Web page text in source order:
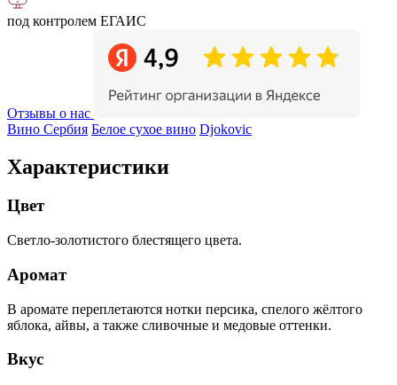
под контролем ЕГАИС
Отзывы о нас
Вино Сербия Белое сухое вино Djokovic
Характеристики
Цвет
Светло-золотистого блестящего цвета.
Аромат
В аромате переплетаются нотки персика, спелого жёлтого
яблока, айвы, а также сливочные и медовые оттенки.
Вкус